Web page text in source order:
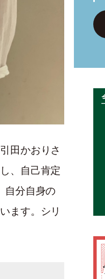
田かおりさ
、自己肯定
自分自身の
ます。シリ